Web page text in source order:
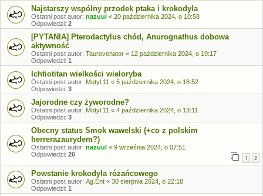
Najstarszy wspólny przodek ptaka i krokodyla
Ostatni post autor: nazuul « 20 października 2024, o 10:58
Odpowiedzi: 2
[PYTANIA] Pterodactylus chód, Anurognathus dobowa
aktywność
Ostatni post autor: Taurovenator « 12 października 2024, o 19:17
Odpowiedzi: 1
Ichtiotitan wielkości wieloryba
Ostatni post autor: Motyl.11 « 5 października 2024, o 18:52
Odpowiedzi: 3
Jajorodne czy żyworodne?
Ostatni post autor: Motyl.11 « 4 października 2024, o 13:11
Odpowiedzi: 3
Obecny status Smok wawelski (+co z polskim
herrerazaurydem?)
Ostatni post autor: nazuul « 9 września 2024, o 07:51
Odpowiedzi: 26 1 2
Powstanie krokodyla różańcowego
Ostatni post autor: Ag.Ent « 30 sierpnia 2024, o 22:18
Odpowiedzi: 1